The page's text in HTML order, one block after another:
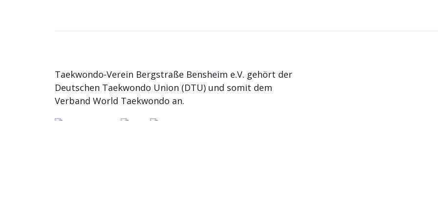
Taekwondo-Verein Bergstraße Bensheim e.V. gehört der
Deutschen Taekwondo Union (DTU) und somit dem
Verband World Taekwondo an.